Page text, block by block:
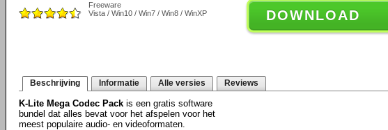
Freeware
Vista / Win10 / Win7 / Win8 / WinXP
DOWNLOAD
Beschrijving Informatie Alle versies Reviews
K-Lite Mega Codec Pack is een gratis software
bundel dat alles bevat voor het afspelen voor het
meest populaire audio- en videoformaten.